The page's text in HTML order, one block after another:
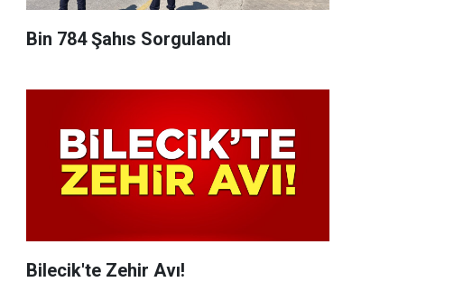
Bin 784 Şahıs Sorgulandı
Bilecik'te Zehir Avı!